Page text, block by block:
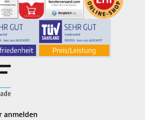
anmelden